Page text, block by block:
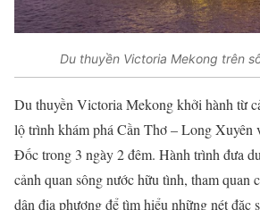
Du thuyền Victoria Mekong trên
Du thuyền Victoria Mekong khởi hành từ
lộ trình khám phá Cần Thơ – Long Xuyên
Đốc trong 3 ngày 2 đêm. Hành trình đưa
cảnh quan sông nước hữu tình, tham quan
dân địa phương để tìm hiểu những nét đặc